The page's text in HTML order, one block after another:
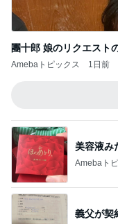
團十郎 娘のリクエスト
Amebaトピックス 1日前
美容液み
Amebaト
義父が契